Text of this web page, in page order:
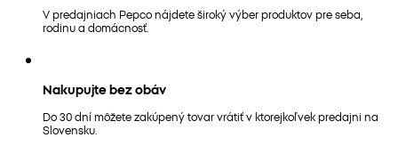
V predajniach Pepco nájdete široký výber produktov pre seba,
rodinu a domácnosť.
Nakupujte bez obáv
Do 30 dní môžete zakúpený tovar vrátiť v ktorejkoľvek predajni na
Slovensku.